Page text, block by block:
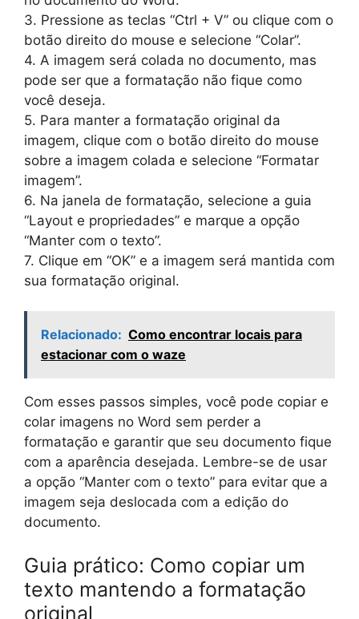
3. Pressione as teclas “Ctrl + V” ou clique com o
botão direito do mouse e selecione “Colar”.
4. A imagem será colada no documento, mas
pode ser que a formatação não fique como
você deseja.
5. Para manter a formatação original da
imagem, clique com o botão direito do mouse
sobre a imagem colada e selecione “Formatar
imagem”.
6. Na janela de formatação, selecione a guia
“Layout e propriedades” e marque a opção
“Manter com o texto”.
7. Clique em “OK” e a imagem será mantida com
sua formatação original.
Relacionado: Como encontrar locais para
estacionar com o waze
Com esses passos simples, você pode copiar e
colar imagens no Word sem perder a
formatação e garantir que seu documento fique
com a aparência desejada. Lembre-se de usar
a opção “Manter com o texto” para evitar que a
imagem seja deslocada com a edição do
documento.
Guia prático: Como copiar um
texto mantendo a formatação
original